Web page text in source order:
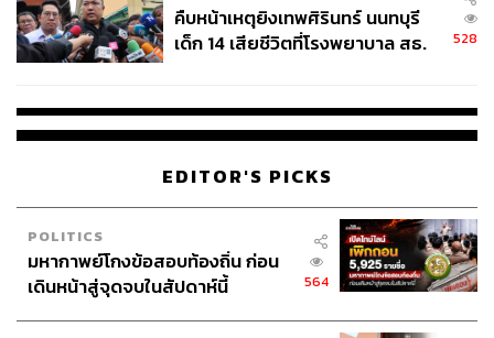
คืบหน้าเหตุยิงเทพศิรินทร์ นนทบุรี
เด็ก 14 เสียชีวิตที่โรงพยาบาล สธ.
528
EDITOR'S PICKS
POLITICS
มหากาพย์โกงข้อสอบท้องถิ่น ก่อน
เดินหน้าสู่จุดจบในสัปดาห์นี้
564